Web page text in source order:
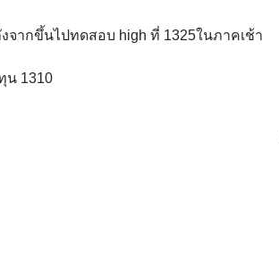
ากขึ้นไปทดสอบ high ที่ 1325ในภาคเช้า
น 1310